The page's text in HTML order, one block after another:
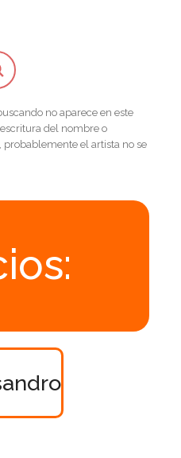
no aparece en este
del nombre o
probablemente el artista no se